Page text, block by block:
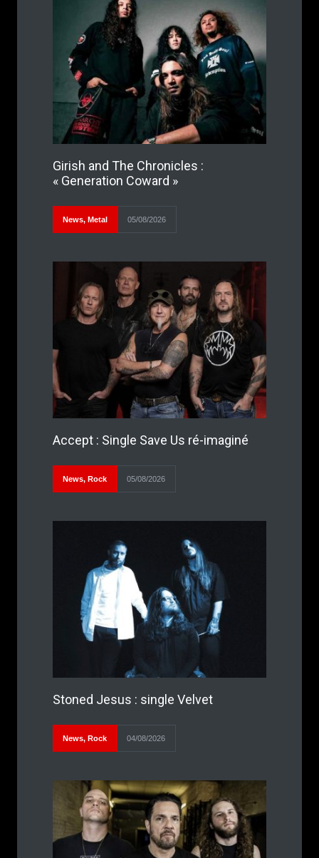
Girish and The Chronicles :
« Generation Coward »
News, Metal 05/08/2026
Accept : Single Save Us ré-imaginé
News, Rock 05/08/2026
Stoned Jesus : single Velvet
News, Rock 04/08/2026